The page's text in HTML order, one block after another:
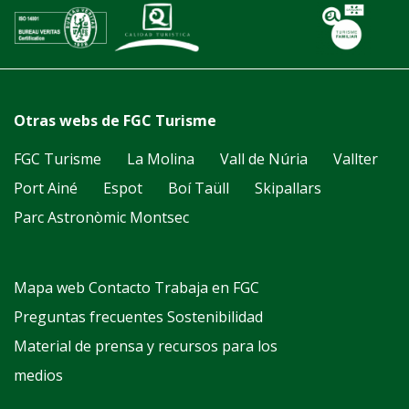
Otras webs de FGC Turisme
FGC Turisme
La Molina Vall de Núria
Vallter
Port Ainé
Espot Boí Taüll
Skipallars
Parc Astronòmic Montsec
Mapa web Contacto Trabaja en FGC
Preguntas frecuentes Sostenibilidad
Material de prensa y recursos para los
medios